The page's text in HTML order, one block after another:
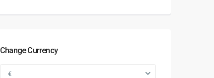
Change Currency
€